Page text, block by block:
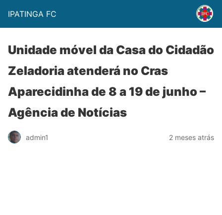
IPATINGA FC
Unidade móvel da Casa do Cidadão
Zeladoria atenderá no Cras
Aparecidinha de 8 a 19 de junho –
Agência de Notícias
admin1 2 meses atrás